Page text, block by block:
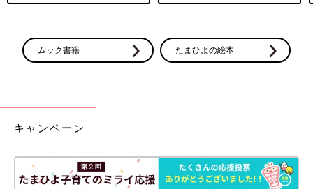
※記事内の価格はすべて税抜き、2021年3月時点のものです。
※記事内容でご紹介している投稿、リンク先は、削除される場合
ます。
ムック書籍 たまひよの絵本
キャンペーン